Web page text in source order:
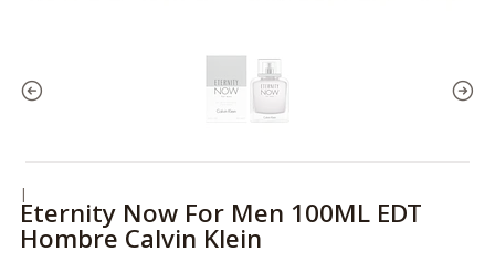
|
Eternity Now For Men 100ML EDT
Hombre Calvin Klein